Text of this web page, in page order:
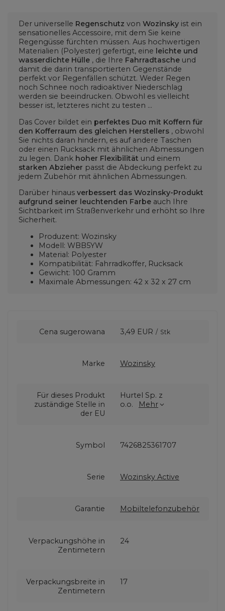
Der universelle Regenschutz von Wozinsky ist ein
sensationelles Accessoire, mit dem Sie keine
Regengüsse fürchten müssen. Aus hochwertigen
Materialien (Polyester) gefertigt, eine leichte und
wasserdichte Hülle , die Ihre Fahrradtasche und
damit die darin transportierten Gegenstände
perfekt vor Regenfällen schützt. Weder Regen
noch Schnee noch radioaktiver Niederschlag
werden sie beeindrucken. Obwohl es vielleicht
besser ist, letzteres nicht zu testen ...
Das Cover bildet ein perfektes Duo mit Koffern für
den Kofferraum des gleichen Herstellers , obwohl
Sie nichts daran hindern, es auf andere Taschen
oder einen Rucksack mit ähnlichen Abmessungen
zu legen. Dank hoher Flexibilität und einem
starken Abzieher passt die Abdeckung perfekt zu
jedem Zubehör mit ähnlichen Abmessungen.
Darüber hinaus verbessert das Wozinsky-Produkt
aufgrund seiner leuchtenden Farbe auch Ihre
Sichtbarkeit im Straßenverkehr und erhöht so Ihre
Sicherheit.
Produzent: Wozinsky
Modell: WBB5YW
Material: Polyester
Kompatibilität: Fahrradkoffer, Rucksack
Gewicht: 100 Gramm
Maximale Abmessungen: 42 x 32 x 27 cm
Cena sugerowana 3,49 EUR / Stk
Marke Wozinsky
Für dieses Produkt
zuständige Stelle in
der EU
Hurtel Sp. z
o.o.
Mehr
Symbol 7426825361707
Serie Wozinsky Active
Garantie Mobiltelefonzubehör
Verpackungshöhe in
Zentimetern
24
Verpackungsbreite in
Zentimetern
17